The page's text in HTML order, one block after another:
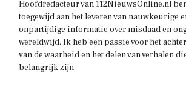
Hoofdredacteur van 112NieuwsOnline.nl
toegewijd aan het leveren van nauwkeurige
onpartijdige informatie over misdaad en
wereldwijd. Ik heb een passie voor het
van de waarheid en het delen van verhalen
belangrijk zijn.